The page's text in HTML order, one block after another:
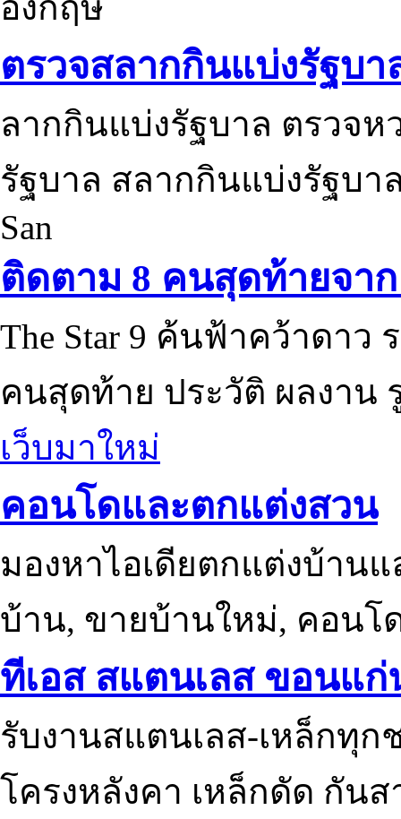
ตรวจสลากกินแบ่งรัฐบา
ลากกินแบ่งรัฐบาล ตรวจ
รัฐบาล สลากกินแบ่งรัฐบา
San
ติดตาม 8 คนสุดท้ายจาก
The Star 9 ค้นฟ้าคว้าดาว
คนสุดท้าย ประวัติ ผลงาน
เว็บมาใหม่
คอนโดและตกแต่งสวน
มองหาไอเดียตกแต่งบ้าน
บ้าน, ขายบ้านใหม่, คอนโ
ทีเอส สแตนเลส ขอนแก่
รับงานสแตนเลส-เหล็กทุ
โครงหลังคา เหล็กดัด กัน